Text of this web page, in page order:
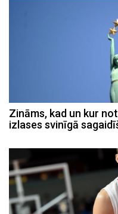
Zināms, kad un kur
izlases svinīgā